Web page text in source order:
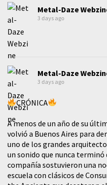
Metal-Daze
3 days ago
Metal-Daze
3 days ago
CRÓNICA
A menos de un año de su
volvió a Buenos Aires para
uno de los grandes
un sonido que nunca
compañía sostuvieron una
escuela con clásicos de